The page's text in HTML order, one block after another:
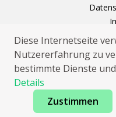
Elektriker
Diese Internetseite
Nutzererfahrung zu
bestimmte Dienste
Details
Zustimmen